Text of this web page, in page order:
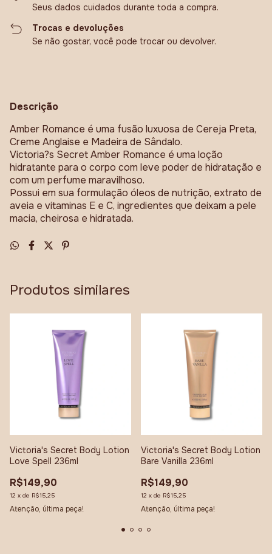
Seus dados cuidados durante toda a compra.
Trocas e devoluções
Se não gostar, você pode trocar ou devolver.
Descrição
Amber Romance é uma fusão luxuosa de Cereja Preta,
Creme Anglaise e Madeira de Sândalo.
Victoria?s Secret Amber Romance é uma loção
hidratante para o corpo com leve poder de hidratação e
com um perfume maravilhoso.
Possui em sua formulação óleos de nutrição, extrato de
aveia e vitaminas E e C, ingredientes que deixam a pele
macia, cheirosa e hidratada.
Produtos similares
Victoria's Secret Body Lotion
Love Spell 236ml
R$149,90
12 x de R$15,25
Atenção, última peça!
Victoria's Secret Body Lotion
Bare Vanilla 236ml
R$149,90
12 x de R$15,25
Atenção, última peça!